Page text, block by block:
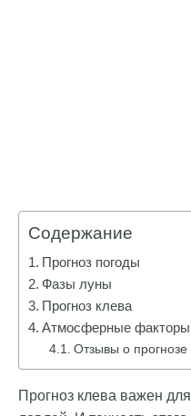
Содержание
Прогноз погоды
Фазы луны
Прогноз клева
Атмосферные
Отзывы о прогнозе
Прогноз клева важен